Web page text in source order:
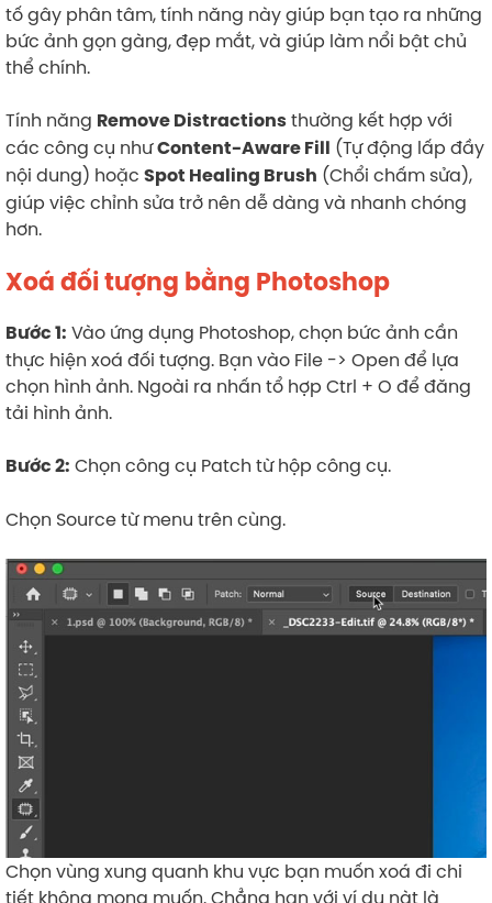
tố gây phân tâm, tính năng này giúp bạn tạo ra những
bức ảnh gọn gàng, đẹp mắt, và giúp làm nổi bật chủ
thể chính.
Tính năng Remove Distractionsthường kết hợp với
các công cụ nhưContent-Aware Fill (Tự động lấp đầy
nội dung) hoặc Spot Healing Brush (Chổi chấm sửa),
giúp việc chỉnh sửa trở nên dễ dàng và nhanh chóng
hơn.
Xoá đối tượng bằng Photoshop
Bước 1: Vào ứng dụng Photoshop, chọn bức ảnh cần
thực hiện xoá đối tượng. Bạn vào File -> Open để lựa
chọn hình ảnh. Ngoài ra nhấn tổ hợp Ctrl + O để đăng
tải hình ảnh.
Bước 2: Chọn công cụ Patch từ hộp công cụ.
Chọn Source từ menu trên cùng.
Chọn vùng xung quanh khu vực bạn muốn xoá đi chi
tiết không mong muốn. Chẳng hạn với ví dụ nàt là